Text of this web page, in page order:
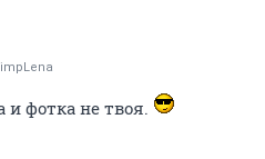
фотка не твоя.